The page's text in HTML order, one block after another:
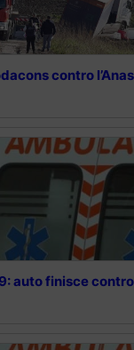
contro
auto finisce